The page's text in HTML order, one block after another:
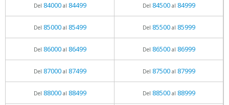
Del 84000al 84499 Del 84500al 84999
Del 85000al 85499 Del 85500al 85999
Del 86000al 86499 Del 86500al 86999
Del 87000al 87499 Del 87500al 87999
Del 88000al 88499 Del 88500al 88999